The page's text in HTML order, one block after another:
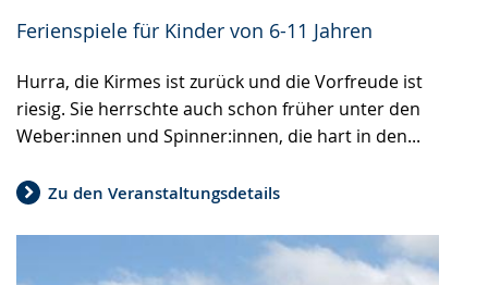
Ferienspiele für Kinder von 6-11 Jahren
Hurra, die Kirmes ist zurück und die Vorfreude ist
riesig. Sie herrschte auch schon früher unter den
Weber:innen und Spinner:innen, die hart in den...
Zu den Veranstaltungsdetails